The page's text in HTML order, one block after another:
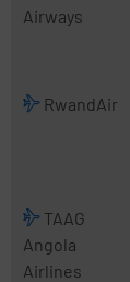
Airways
RwandAir
TAAG
Angola
Airlines